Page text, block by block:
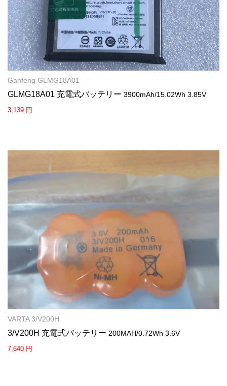
Ganfeng GLMG18A01
GLMG18A01 充電式バッテリー 3900mAh/15.02Wh 3.85V
3,139 円
VARTA 3/V200H
3/V200H 充電式バッテリー 200MAH/0.72Wh 3.6V
7,640 円